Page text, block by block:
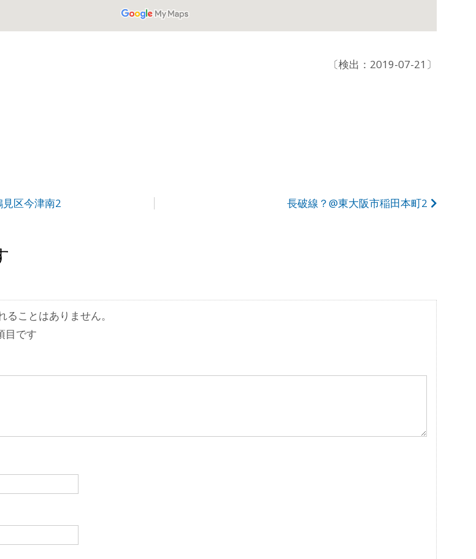
〔検出：2019-07-21〕
長破線？@東大阪市稲田本町2
見区今津南2
ことはありません。
目です